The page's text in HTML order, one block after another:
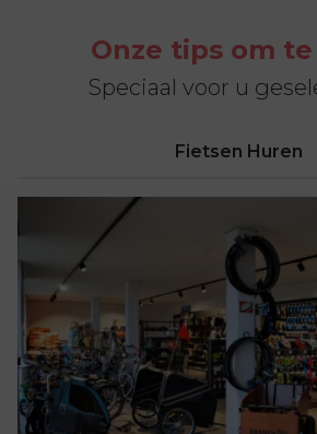
Onze tips om
Speciaal voor u
Fietsen Huren